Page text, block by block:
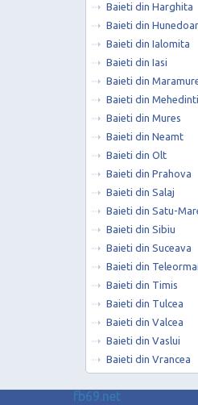
Baieti din Harghita
Baieti din
Baieti din Ialomita
Baieti din Iasi
Baieti din
Baieti din Mehedinti
Baieti din Mures
Baieti din Neamt
Baieti din Olt
Baieti din Prahova
Baieti din Salaj
Baieti din Satu-
Baieti din Sibiu
Baieti din Suceava
Baieti din
Baieti din Timis
Baieti din Tulcea
Baieti din Valcea
Baieti din Vaslui
Baieti din Vrancea
fb69.net